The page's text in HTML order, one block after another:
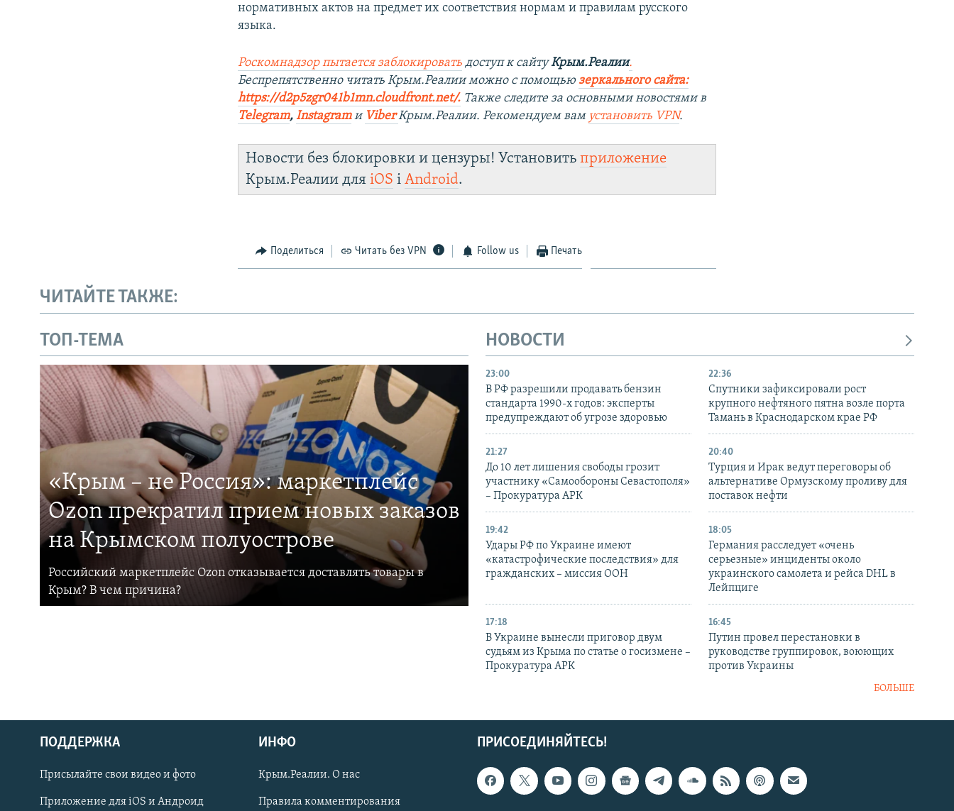
Українською
Qırımtatar
нормативных актов на предмет их соответствия нормам и правилам русского
языка.
Роскомнадзор пытается заблокировать доступ к сайтуКрым.Реалии.
Беспрепятственно читать Крым.Реалии можно с помощьюзеркального сайта:
https://d2p5zgr041b1mn.cloudfront.net/. Также следите за основными новостями в
Telegram, Instagram и ViberКрым.Реалии. Рекомендуем вам установить VPN.
Новости без блокировки и цензуры! Установитьприложение
Крым.Реалии дляiOS іAndroid.
Поделиться Читать без VPN Follow us Печать
ЧИТАЙТЕ ТАКЖЕ:
ТОП-ТЕМА
«Крым – не Россия»: маркетплейс
Ozon прекратил прием новых заказов
на Крымском полуострове
Российский маркетплейс Ozon отказывается доставлять товары в
Крым? В чем причина?
НОВОСТИ
23:00
В РФ разрешили продавать бензин
стандарта 1990-х годов: эксперты
предупреждают об угрозе здоровью
22:36
Спутники зафиксировали рост
крупного нефтяного пятна возле порта
Тамань в Краснодарском крае РФ
21:27
До 10 лет лишения свободы грозит
участнику «Самообороны Севастополя»
– Прокуратура АРК
20:40
Турция и Ирак ведут переговоры об
альтернативе Ормузскому проливу для
поставок нефти
19:42
Удары РФ по Украине имеют
«катастрофические последствия» для
гражданских – миссия ООН
18:05
Германия расследует «очень
серьезные» инциденты около
украинского самолета и рейса DHL в
Лейпциге
17:18
В Украине вынесли приговор двум
судьям из Крыма по статье о госизмене –
Прокуратура АРК
16:45
Путин провел перестановки в
руководстве группировок, воюющих
против Украины
БОЛЬШЕ
ПРИСОЕДИНЯЙТЕСЬ!
ПОДДЕРЖКА
Присылайте свои видео и фото
Приложение для iOS и Андроид
ИНФО
Крым.Реалии. О нас
Правила комментирования